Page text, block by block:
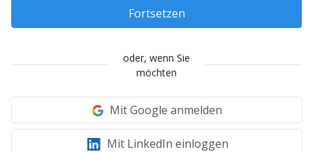
Fortsetzen
oder, wenn Sie
möchten
Mit Google anmelden
Mit LinkedIn einloggen